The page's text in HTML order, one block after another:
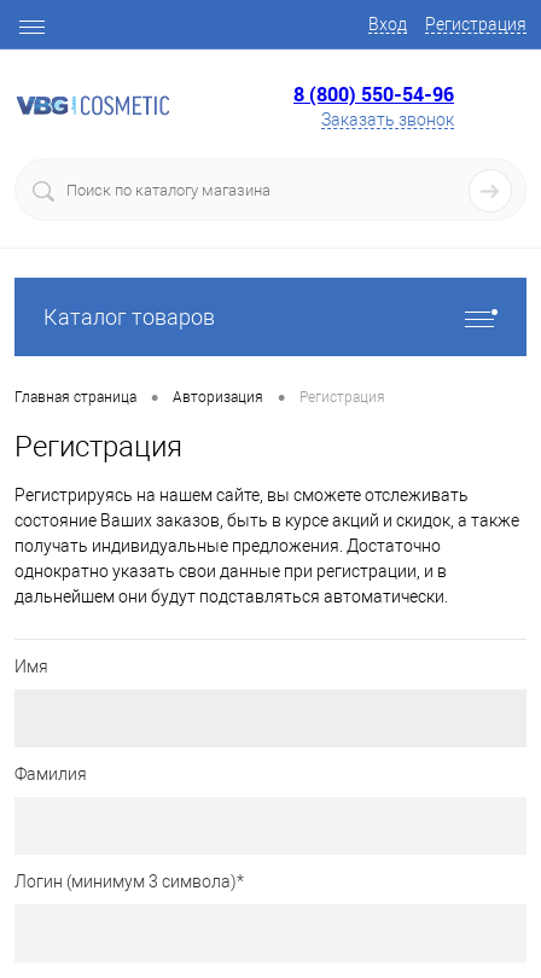
Вход Регистрация
8 (800) 550-54-96
Заказать звонок
Каталог товаров
Главная страница • Авторизация • Регистрация
Регистрация
Регистрируясь на нашем сайте, вы сможете отслеживать
состояние Ваших заказов, быть в курсе акций и скидок, а также
получать индивидуальные предложения. Достаточно
однократно указать свои данные при регистрации, и в
дальнейшем они будут подставляться автоматически.
Имя
Фамилия
Логин (минимум 3 символа)*